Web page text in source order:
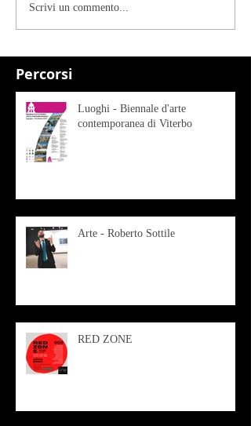
Percorsi
Scrivi un commento...
Luoghi - Biennale d'arte
contemporanea di Viterbo
Arte - Roberto Sottile
RED ZONE